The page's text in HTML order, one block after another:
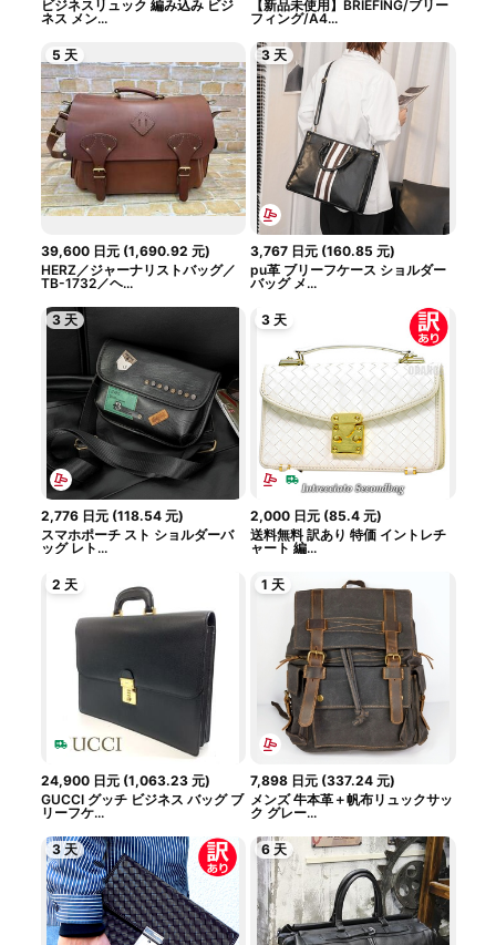
ビジネスリュック 編み込み ビジ
ネス メン...
【新品未使用】BRIEFING/ブリー
フィング/A4...
5 天
39,600 日元(1,690.92 元)
HERZ／ジャーナリストバッグ／
TB-1732／ヘ...
3 天
3,767 日元 (160.85 元)
pu革 ブリーフケース ショルダー
バッグ メ...
3 天
2,776 日元(118.54 元)
スマホポーチ スト ショルダーバ
ッグ レト...
3 天
2,000 日元 (85.4 元)
送料無料 訳あり 特価 イントレチ
ャート 編...
2 天
24,900 日元(1,063.23 元)
GUCCI グッチ ビジネス バッグ ブ
リーフケ...
1 天
7,898 日元 (337.24 元)
メンズ 牛本革＋帆布リュックサッ
ク グレー...
3 天 6 天